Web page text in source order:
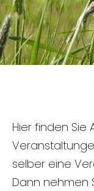
Hier finden Sie
selber eine
Dann nehmen